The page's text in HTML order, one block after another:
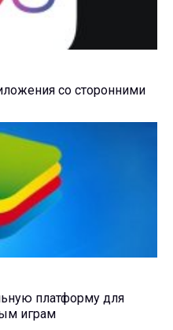
со сторонними
платформу для
играм